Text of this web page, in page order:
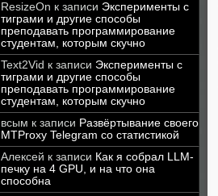
ResizeOn к записи Эксперименты с
тиграми и другие способы
преподавать программирование
студентам, которым скучно
Text2Vid к записи Эксперименты с
тиграми и другие способы
преподавать программирование
студентам, которым скучно
всым к записи Развёртывание своего
MTProxy Telegram со статистикой
Алексей к записи Как я собрал LLM-
печку на 4 GPU, и на что она
способна